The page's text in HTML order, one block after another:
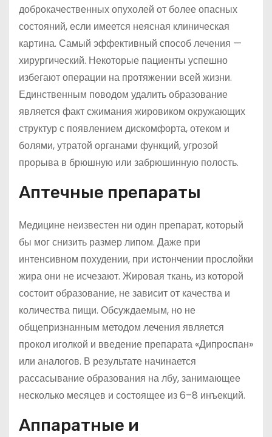
доброкачественных опухолей от более опасных
состояний, если имеется неясная клиническая
картина. Самый эффективный способ лечения —
хирургический. Некоторые пациенты успешно
избегают операции на протяжении всей жизни.
Единственным поводом удалить образование
является факт сжимания жировиком окружающих
структур с появлением дискомфорта, отеком и
болями, утратой органами функций, угрозой
прорыва в брюшную или забрюшинную полость.
Аптечные препараты
Медицине неизвестен ни один препарат, который
бы мог снизить размер липом. Даже при
интенсивном похудении, при истончении прослойки
жира они не исчезают. Жировая ткань, из которой
состоит образование, не зависит от качества и
количества пищи. Обсуждаемым, но не
общепризнанным методом лечения является
прокол иголкой и введение препарата «Дипроспан»
или аналогов. В результате начинается
рассасывание образования на лбу, занимающее
несколько месяцев и состоящее из 6–8 инъекций.
Аппаратные и